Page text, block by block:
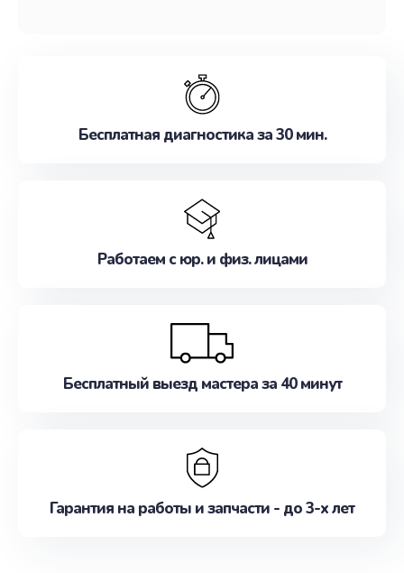
Бесплатная диагностика за 30 мин.
Работаем с юр. и физ. лицами
Бесплатный выезд мастера за 40 минут
Гарантия на работы и запчасти - до 3-х лет